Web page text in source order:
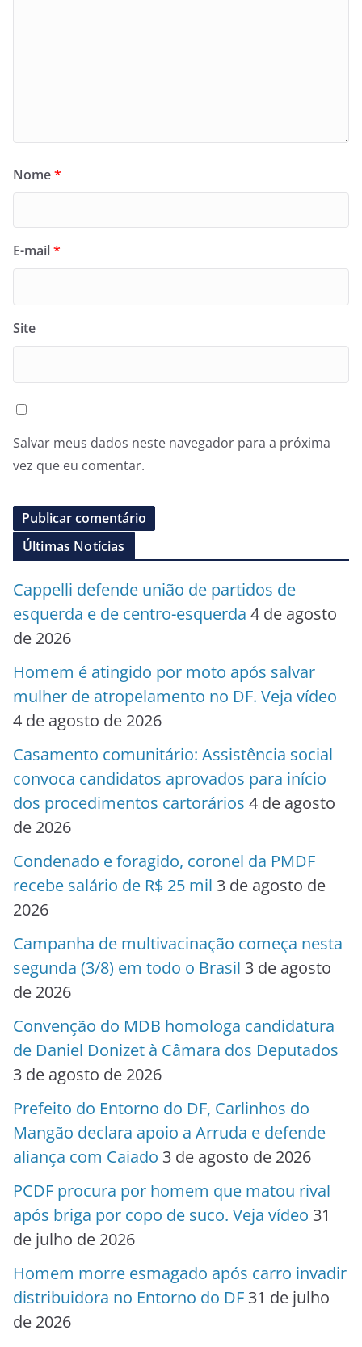
Nome*
E-mail*
Site
Salvar meus dados neste navegador para a próxima
vez que eu comentar.
Últimas Notícias
Cappelli defende união de partidos de
esquerda e de centro-esquerda 4 de agosto
de 2026
Homem é atingido por moto após salvar
mulher de atropelamento no DF. Veja vídeo
4 de agosto de 2026
Casamento comunitário: Assistência social
convoca candidatos aprovados para início
dos procedimentos cartorários 4 de agosto
de 2026
Condenado e foragido, coronel da PMDF
recebe salário de R$ 25 mil 3 de agosto de
2026
Campanha de multivacinação começa nesta
segunda (3/8) em todo o Brasil 3 de agosto
de 2026
Convenção do MDB homologa candidatura
de Daniel Donizet à Câmara dos Deputados
3 de agosto de 2026
Prefeito do Entorno do DF, Carlinhos do
Mangão declara apoio a Arruda e defende
aliança com Caiado 3 de agosto de 2026
PCDF procura por homem que matou rival
após briga por copo de suco. Veja vídeo 31
de julho de 2026
Homem morre esmagado após carro invadir
distribuidora no Entorno do DF 31 de julho
de 2026